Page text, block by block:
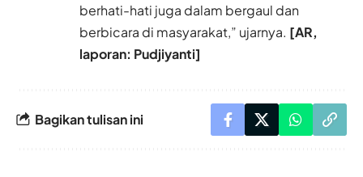
berhati-hati juga dalam bergaul dan
berbicara di masyarakat,” ujarnya. [AR,
laporan: Pudjiyanti]
Bagikan tulisan ini